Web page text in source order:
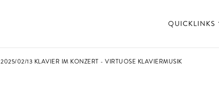
QUICKLINKS
2025/02/13 KLAVIER IM KONZERT - VIRTUOSE KLAVIERMUSIK